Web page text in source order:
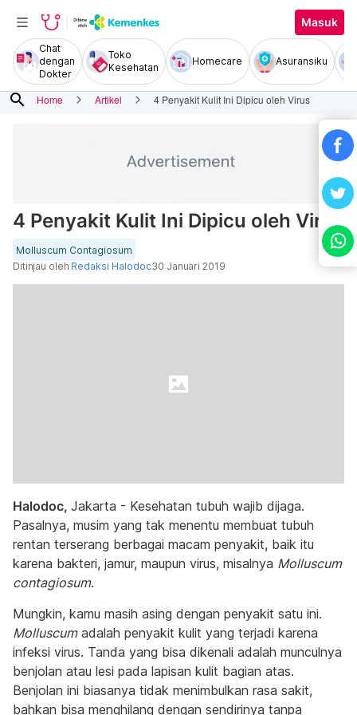
Masuk
Chat
dengan
Dokter
Toko
Kesehatan
Homecare Asuransiku
search Home Artikel 4 Penyakit Kulit Ini Dipicu oleh Virus
4 Penyakit Kulit Ini Dipicu oleh Virus
Molluscum Contagiosum
Ditinjau oleh Redaksi Halodoc30 Januari 2019
Halodoc, Jakarta - Kesehatan tubuh wajib dijaga.
Pasalnya, musim yang tak menentu membuat tubuh
rentan terserang berbagai macam penyakit, baik itu
karena bakteri, jamur, maupun virus, misalnya Molluscum
contagiosum.
Mungkin, kamu masih asing dengan penyakit satu ini.
Molluscumadalah penyakit kulit yang terjadi karena
infeksi virus. Tanda yang bisa dikenali adalah munculnya
benjolan atau lesi pada lapisan kulit bagian atas.
Benjolan ini biasanya tidak menimbulkan rasa sakit,
bahkan bisa menghilang dengan sendirinya tanpa